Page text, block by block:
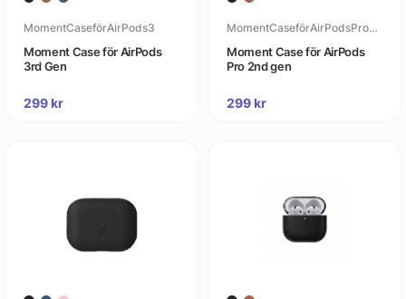
MomentCaseförAirPods3
Moment Case för AirPods
3rd Gen
299kr
MomentCaseförAirPodsPro2ndgen
Moment Case för AirPods
Pro 2nd gen
299kr